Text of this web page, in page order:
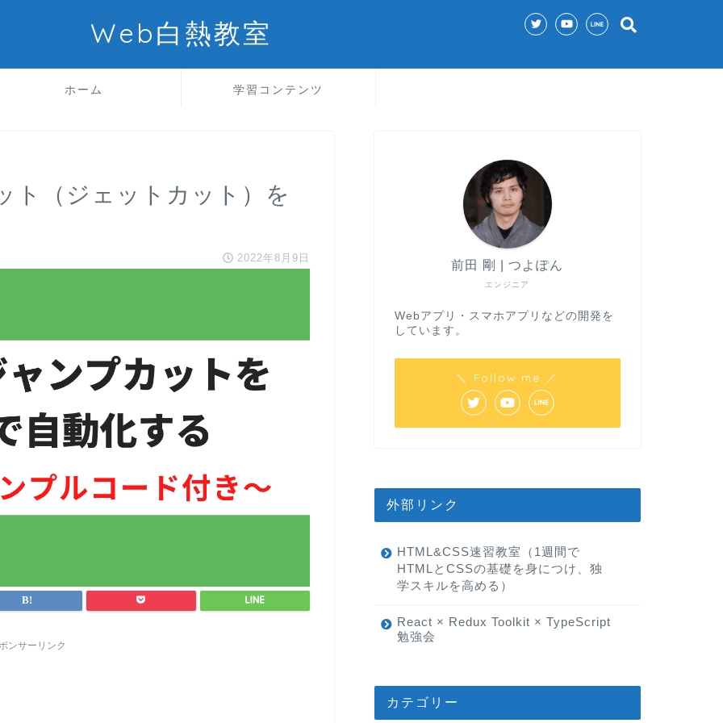
Web白熱教室
ホーム 学習コンテンツ
ト（ジェットカット）を
2022年8月9日
ンサーリンク
エンジニア
前田 剛 | つよぽん
Webアプリ・スマホアプリなどの開発を
しています。
＼ Follow me ／
外部リンク
HTML&CSS速習教室（1週間で
HTMLとCSSの基礎を身につけ、独
学スキルを高める）
React × Redux Toolkit × TypeScript
勉強会
カテゴリー